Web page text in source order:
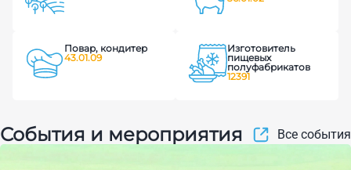
Повар, кондитер
43.01.09
Изготовитель
пищевых
полуфабрикатов
12391
События и мероприятия Все события